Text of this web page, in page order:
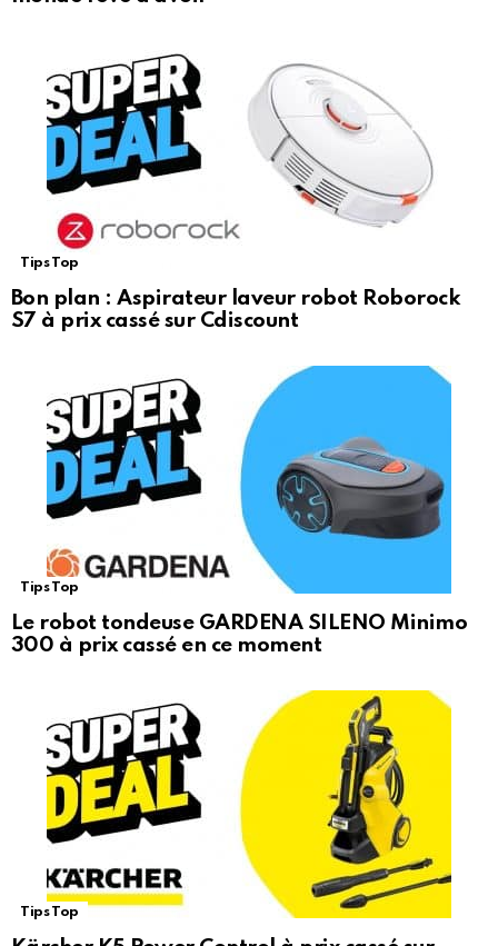
Tips Top
Bon plan : Aspirateur laveur robot Roborock
S7 à prix cassé sur Cdiscount
Tips Top
Le robot tondeuse GARDENA SILENO Minimo
300 à prix cassé en ce moment
Tips Top